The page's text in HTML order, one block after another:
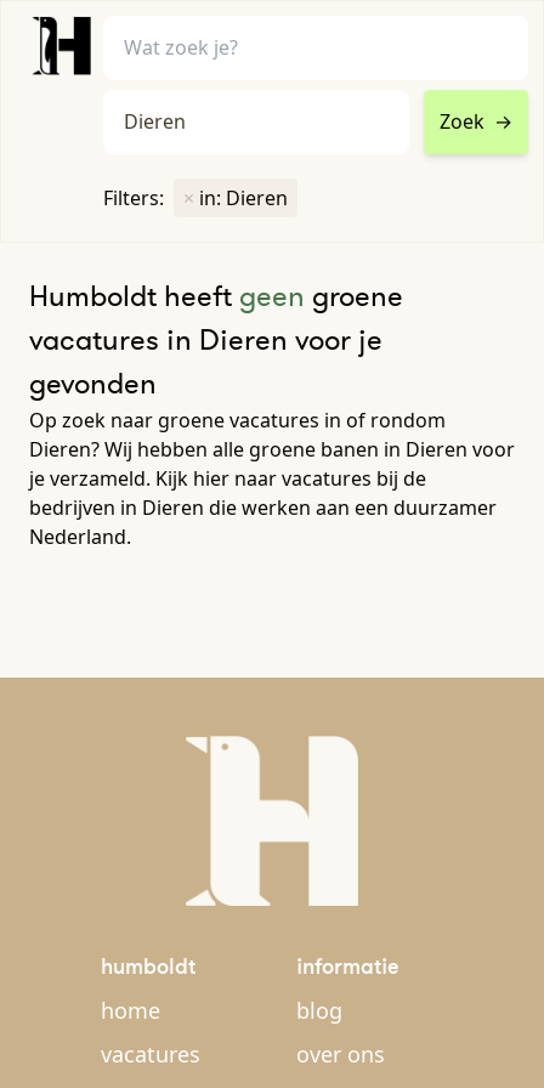
Zoek →
Filters: × in: Dieren
Humboldt heeft geen groene
vacatures in Dieren voor je
gevonden
Op zoek naar groene vacatures in of rondom
Dieren? Wij hebben alle groene banen in Dieren voor
je verzameld. Kijk hier naar vacatures bij de
bedrijven in Dieren die werken aan een duurzamer
Nederland.
humboldt
home
vacatures
informatie
blog
over ons